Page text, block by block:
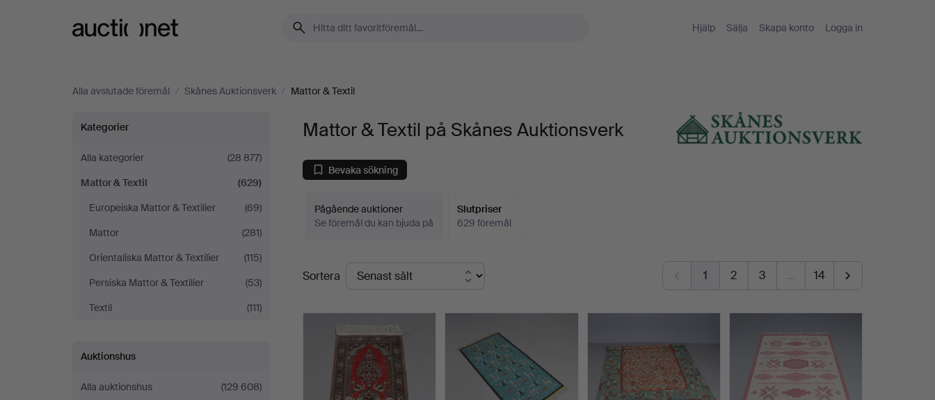
Hjälp Sälja Skapa konto Logga in
Alla avslutade föremål / Skånes Auktionsverk / Mattor & Textil
Mattor
&
Textil
på
Skånes
Auktionsverk
Kategorier
Alla kategorier
(28 877)
Mattor & Textil
(629)
Europeiska Mattor & Textilier
(69)
Mattor
(281)
Orientaliska Mattor & Textilier
(115)
Persiska Mattor & Textilier
(53)
Textil
(111)
Auktionshus
Alla auktionshus
(129 608)
Mattor & Textil på Skånes Auktionsverk
Bevaka sökning
Pågående auktioner
Se föremål du kan bjuda på
Slutpriser
629 föremål
Slutpriser
Sortera 1 2 3 … 14